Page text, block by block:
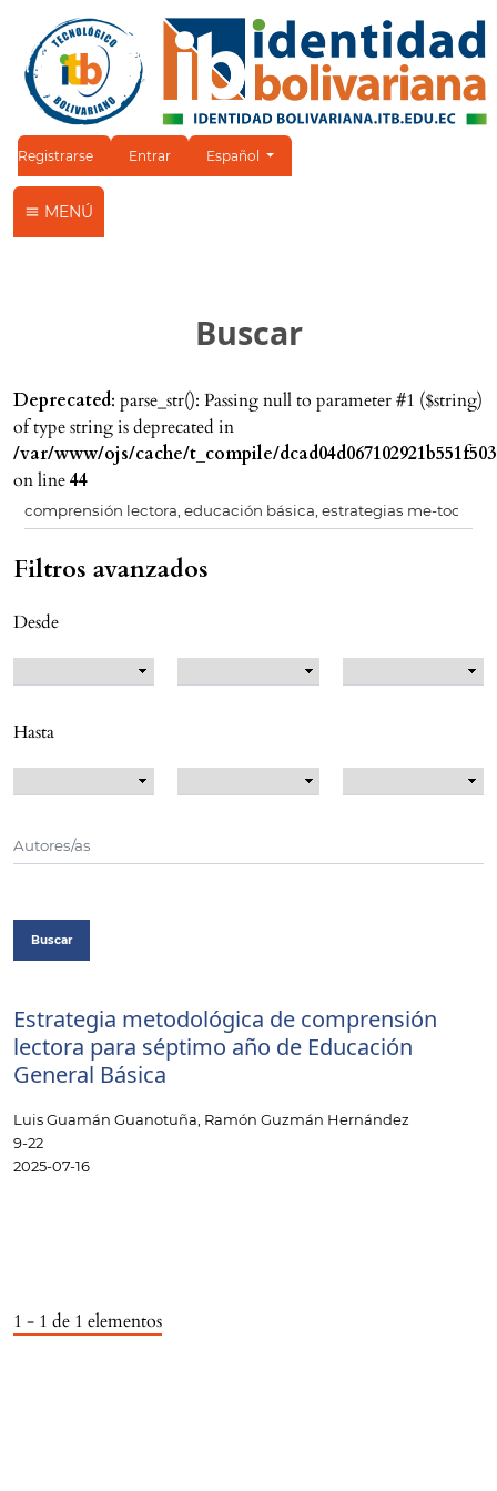
Registrarse Entrar Cambiar el idioma. El idioma actual es:
Español
MENÚ
Buscar
Deprecated: parse_str(): Passing null to parameter #1 ($string)
of type string is deprecated in
/var/www/ojs/cache/t_compile/
on line44
Filtros avanzados
Desde
Hasta
Buscar
Estrategia metodológica de comprensión
lectora para séptimo año de Educación
General Básica
Luis Guamán Guanotuña, Ramón Guzmán Hernández
9-22
2025-07-16
1 - 1 de 1 elementos